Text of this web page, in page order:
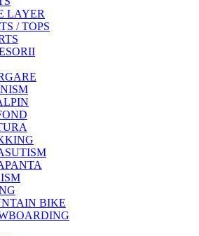
LAYER
/ TOPS
BIKE